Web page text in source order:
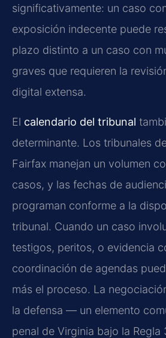
significativamente: un caso
exposición indecente puede
plazo distinto a un caso con
graves que requieren la
digital extensa.
El calendario del tribunal
determinante. Los tribunales
Fairfax manejan un volumen
casos, y las fechas de
programan conforme a la
tribunal. Cuando un caso
testigos, peritos, o evidencia
coordinación de agendas
más el proceso. La
la defensa — un elemento
penal de Virginia bajo la